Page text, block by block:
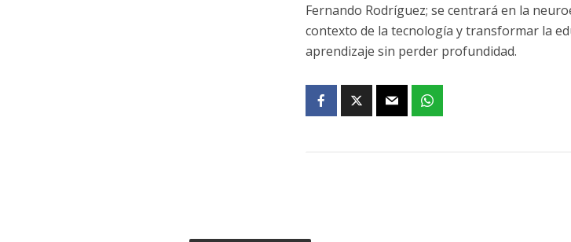
Fernando Rodríguez; se centrará en la
contexto de la tecnología y transformar la
aprendizaje sin perder profundidad.